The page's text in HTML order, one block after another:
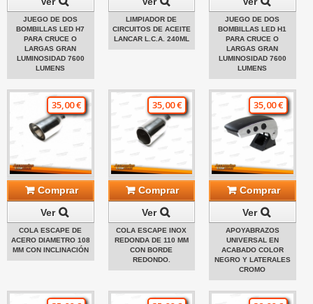
JUEGO DE DOS
BOMBILLAS LED H7
PARA CRUCE O
LARGAS GRAN
LUMINOSIDAD 7600
LUMENS
LIMPIADOR DE
CIRCUITOS DE ACEITE
LANCAR L.C.A. 240ML
JUEGO DE DOS
BOMBILLAS LED H1
PARA CRUCE O
LARGAS GRAN
LUMINOSIDAD 7600
LUMENS
35,00 €
Comprar
Ver
COLA ESCAPE DE
ACERO DIAMETRO 108
MM CON INCLINACIÓN
35,00 €
Comprar
Ver
COLA ESCAPE INOX
REDONDA DE 110 MM
CON BORDE
REDONDO.
35,00 €
Comprar
Ver
APOYABRAZOS
UNIVERSAL EN
ACABADO COLOR
NEGRO Y LATERALES
CROMO